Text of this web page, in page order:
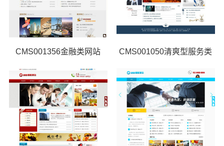
CMS001356金融类网站 CMS001050清爽型服务类